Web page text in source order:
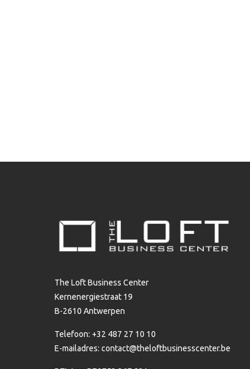
The Loft Business Center
Kernenergiestraat 19
B-2610 Antwerpen
Telefoon: +32 487 27 10 10
E-mailadres: contact@theloftbusinesscenter.be